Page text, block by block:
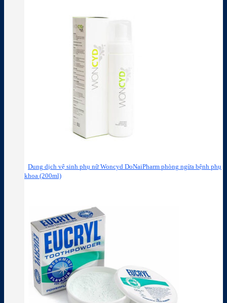
Dung dịch vệ sinh phụ nữ Woncyd DoNaiPharm phòng ngừa bệnh phụ
khoa (200ml)